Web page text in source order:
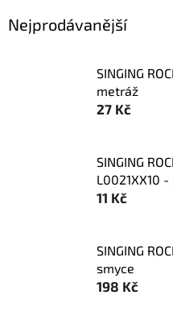
Nejprodávanější
SINGING
metráž
27 Kč
SINGING
L0021XX10
11 Kč
SINGING
smyce
198 Kč